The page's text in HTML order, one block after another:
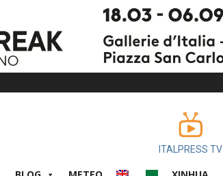
ITALPRESS TV